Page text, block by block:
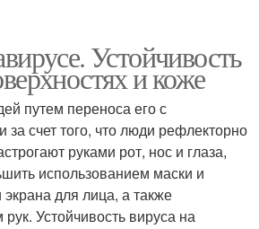
Устойчивость
и коже
путем переноса его с
за счет того, что люди рефлекторно
руками рот, нос и глаза,
использованием маски и
для лица, а также
Устойчивость вируса на